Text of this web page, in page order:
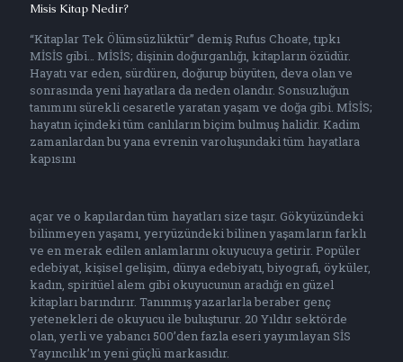
Misis Kitap Nedir?
“Kitaplar Tek Ölümsüzlüktür” demiş Rufus Choate, tıpkı
MİSİS gibi… MİSİS; dişinin doğurganlığı, kitapların özüdür.
Hayatı var eden, sürdüren, doğurup büyüten, deva olan ve
sonrasında yeni hayatlara da neden olandır. Sonsuzluğun
tanımını sürekli cesaretle yaratan yaşam ve doğa gibi. MİSİS;
hayatın içindeki tüm canlıların biçim bulmuş halidir. Kadim
zamanlardan bu yana evrenin varoluşundaki tüm hayatlara
kapısını
açar ve o kapılardan tüm hayatları size taşır. Gökyüzündeki
bilinmeyen yaşamı, yeryüzündeki bilinen yaşamların farklı
ve en merak edilen anlamlarını okuyucuya getirir. Popüler
edebiyat, kişisel gelişim, dünya edebiyatı, biyografi, öyküler,
kadın, spiritüel alem gibi okuyucunun aradığı en güzel
kitapları barındırır. Tanınmış yazarlarla beraber genç
yetenekleri de okuyucu ile buluşturur. 20 Yıldır sektörde
olan, yerli ve yabancı 500’den fazla eseri yayımlayan SİS
Yayıncılık’ın yeni güçlü markasıdır.